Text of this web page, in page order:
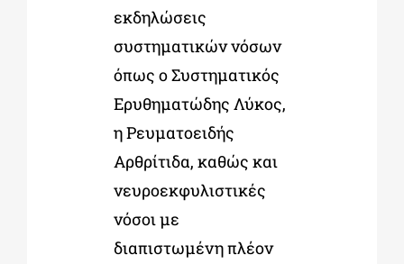
εκδηλώσεις
συστηματικών νόσων
όπως ο Συστηματικός
Ερυθηματώδης Λύκος,
η Ρευματοειδής
Αρθρίτιδα, καθώς και
νευροεκφυλιστικές
νόσοι με
διαπιστωμένη πλέον